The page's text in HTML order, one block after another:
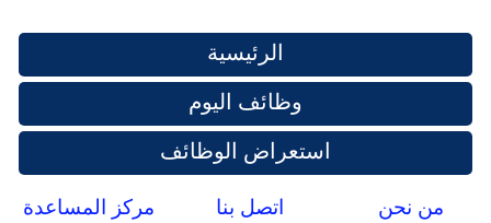
الرئيسية
وظائف اليوم
استعراض الوظائف
من نحن اتصل بنا مركز المساعدة